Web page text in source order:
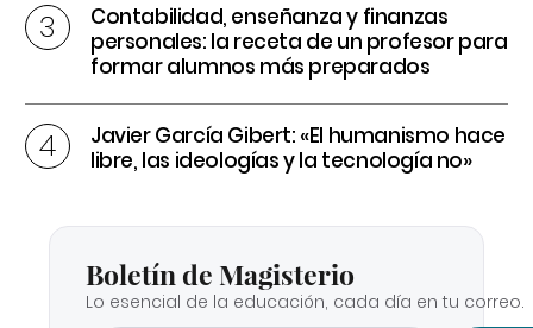
Contabilidad, enseñanza y finanzas
personales: la receta de un profesor para
formar alumnos más preparados
Javier García Gibert: «El humanismo hace
libre, las ideologías y la tecnología no»
Boletín de Magisterio
Lo esencial de la educación, cada día en tu correo.